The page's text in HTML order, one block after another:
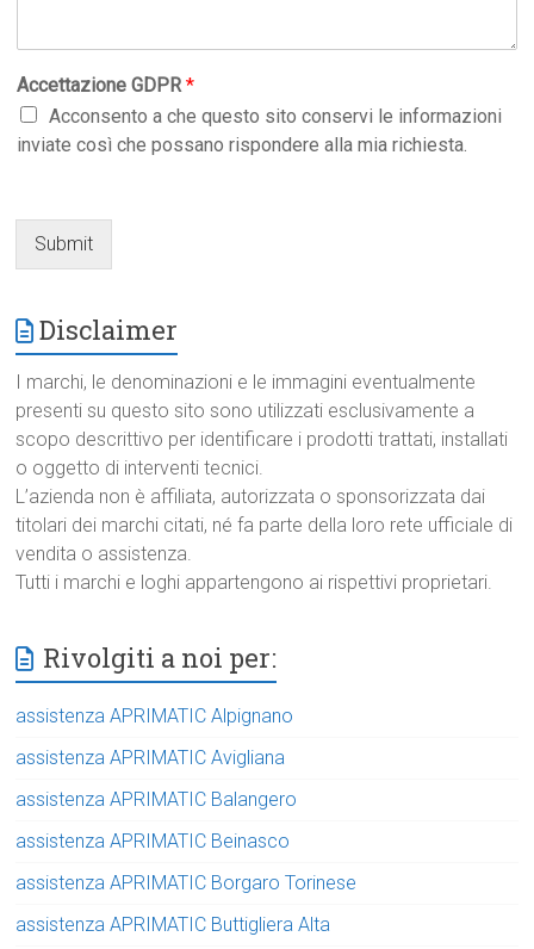
Accettazione GDPR*
Acconsento a che questo sito conservi le informazioni
inviate così che possano rispondere alla mia richiesta.
Submit
Disclaimer
I marchi, le denominazioni e le immagini eventualmente
presenti su questo sito sono utilizzati esclusivamente a
scopo descrittivo per identificare i prodotti trattati, installati
o oggetto di interventi tecnici.
L’azienda non è affiliata, autorizzata o sponsorizzata dai
titolari dei marchi citati, né fa parte della loro rete ufficiale di
vendita o assistenza.
Tutti i marchi e loghi appartengono ai rispettivi proprietari.
Rivolgiti a noi per:
assistenza APRIMATIC Alpignano
assistenza APRIMATIC Avigliana
assistenza APRIMATIC Balangero
assistenza APRIMATIC Beinasco
assistenza APRIMATIC Borgaro Torinese
assistenza APRIMATIC Buttigliera Alta